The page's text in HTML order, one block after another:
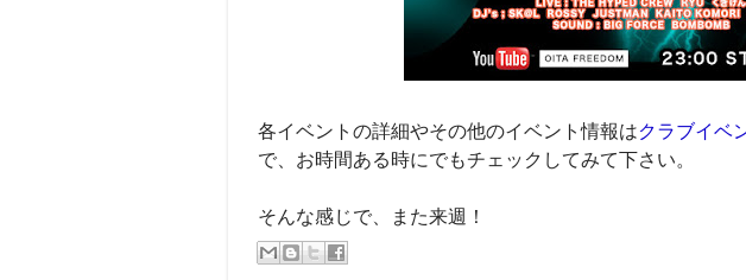
各イベントの詳細やその他のイベント情報はクラブイベ
で、お時間ある時にでもチェックしてみて下さい。
そんな感じで、また来週！